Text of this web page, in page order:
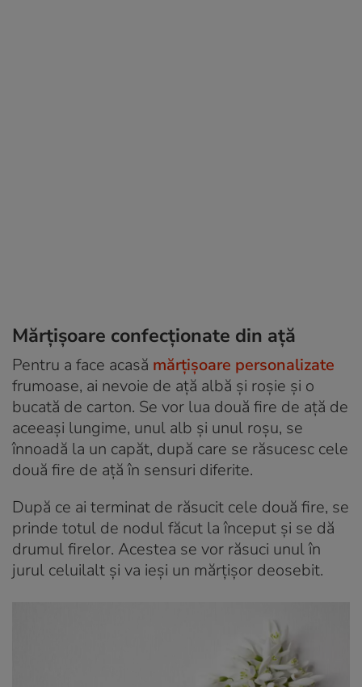
Mărțișoare confecționate din ață
Pentru a face acasă mărțișoare personalizate
frumoase, ai nevoie de ață albă și roșie și o
bucată de carton. Se vor lua două fire de ață de
aceeași lungime, unul alb și unul roșu, se
înnoadă la un capăt, după care se răsucesc cele
două fire de ață în sensuri diferite.
După ce ai terminat de răsucit cele două fire, se
prinde totul de nodul făcut la început și se dă
drumul firelor. Acestea se vor răsuci unul în
jurul celuilalt și va ieși un mărțișor deosebit.